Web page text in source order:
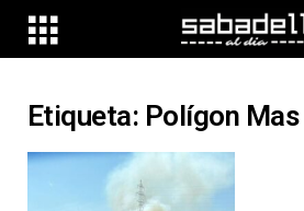
Etiqueta: Polígon Mas